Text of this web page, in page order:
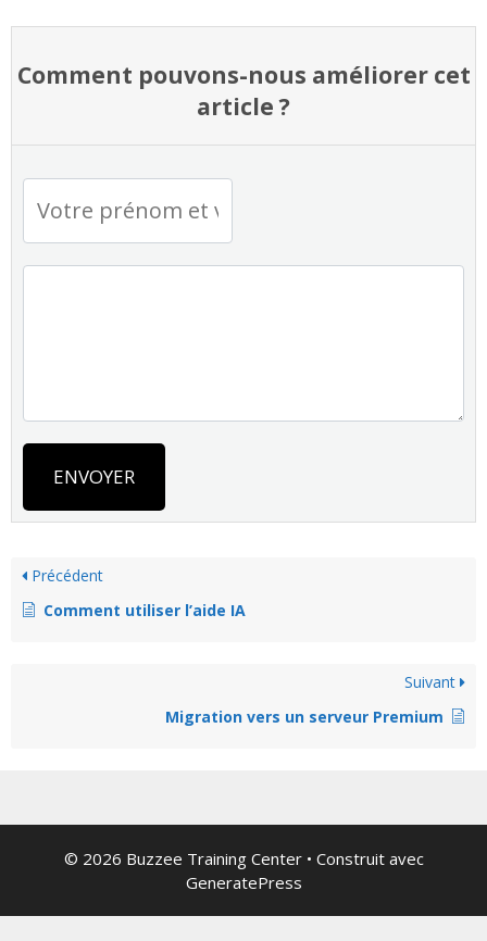
Comment pouvons-nous améliorer cet
article ?
ENVOYER
Précédent
Comment utiliser l’aide IA
Suivant
Migration vers un serveur Premium
© 2026 Buzzee Training Center• Construit avec
GeneratePress